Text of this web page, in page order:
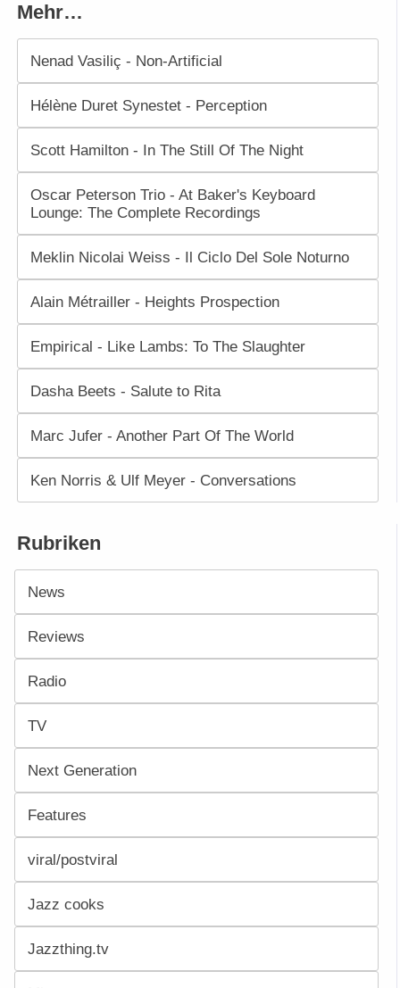
Mehr…
Nenad Vasiliç - Non-Artificial
Hélène Duret Synestet - Perception
Scott Hamilton - In The Still Of The Night
Oscar Peterson Trio - At Baker's Keyboard
Lounge: The Complete Recordings
Meklin Nicolai Weiss - Il Ciclo Del Sole Noturno
Alain Métrailler - Heights Prospection
Empirical - Like Lambs: To The Slaughter
Dasha Beets - Salute to Rita
Marc Jufer - Another Part Of The World
Ken Norris & Ulf Meyer - Conversations
Rubriken
News
Reviews
Radio
TV
Next Generation
Features
viral/postviral
Jazz cooks
Jazzthing.tv